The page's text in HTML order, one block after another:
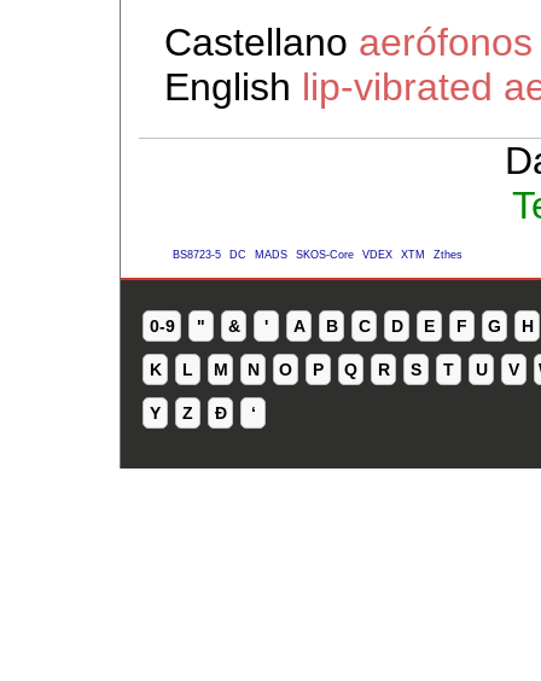
Castellano
English lip-vibrated
BS8723-5 DC MADS SKOS-Core VDEX XTM Zthes
0-9 " & ' A B C D E F G H
K L M N O P Q R S T U V
Y Z Ð ʻ